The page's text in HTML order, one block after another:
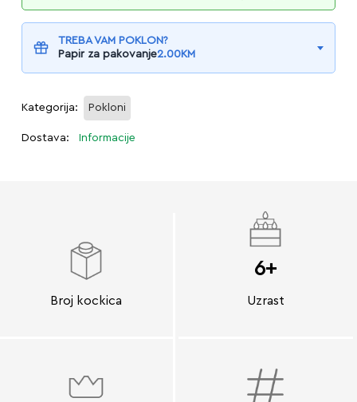
TREBA VAM POKLON?
Papir za pakovanje2.00KM
Kategorija: Pokloni
Dostava: Informacije
Broj kockica
6+
Uzrast